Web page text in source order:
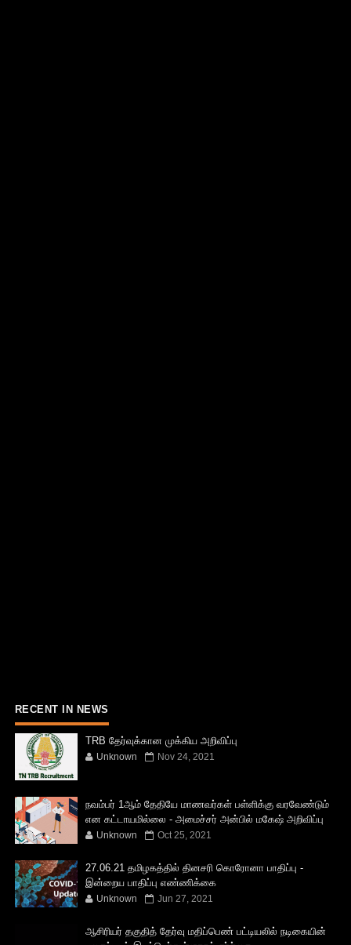
RECENT IN NEWS
TRB தேர்வுக்கான முக்கிய அறிவிப்பு
Unknown Nov 24, 2021
நவம்பர் 1ஆம் தேதியே மாணவர்கள் பள்ளிக்கு வரவேண்டும்
என கட்டாயமில்லை - அமைச்சர் அன்பில் மகேஷ் அறிவிப்பு
Unknown Oct 25, 2021
27.06.21 தமிழகத்தில் தினசரி கொரோனா பாதிப்பு -
இன்றைய பாதிப்பு எண்ணிக்கை
Unknown Jun 27, 2021
ஆசிரியர் தகுதித் தேர்வு மதிப்பெண் பட்டியலில் நடிகையின்